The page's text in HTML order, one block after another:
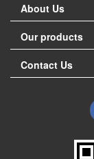
About Us
Our products
Contact Us